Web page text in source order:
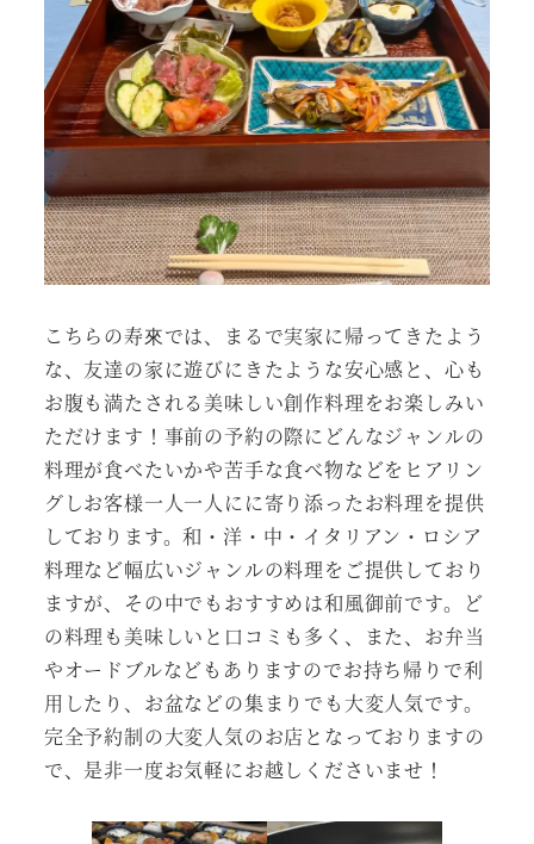
こちらの寿來では、まるで実家に帰ってきたよう
な、友達の家に遊びにきたような安心感と、心も
お腹も満たされる美味しい創作料理をお楽しみい
ただけます！事前の予約の際にどんなジャンルの
料理が食べたいかや苦手な食べ物などをヒアリン
グしお客様一人一人にに寄り添ったお料理を提供
しております。和・洋・中・イタリアン・ロシア
料理など幅広いジャンルの料理をご提供しており
ますが、その中でもおすすめは和風御前です。ど
の料理も美味しいと口コミも多く、また、お弁当
やオードブルなどもありますのでお持ち帰りで利
用したり、お盆などの集まりでも大変人気です。
完全予約制の大変人気のお店となっておりますの
で、是非一度お気軽にお越しくださいませ！